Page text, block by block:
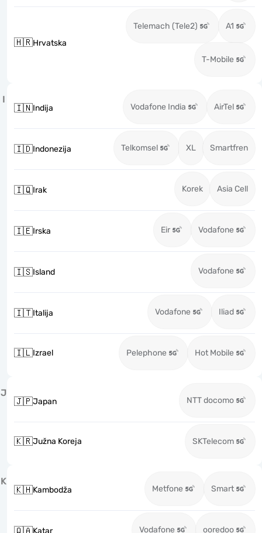
🇭🇷Hrvatska
Telemach (Tele2) A1
T-Mobile
I
🇮🇳Indija Vodafone India AirTel
🇮🇩Indonezija Telkomsel XL Smartfren
🇮🇶Irak Korek Asia Cell
🇮🇪Irska Eir Vodafone
🇮🇸Island Vodafone
🇮🇹Italija Vodafone Iliad
🇮🇱Izrael Pelephone Hot Mobile
J
🇯🇵Japan NTT docomo
🇰🇷Južna Koreja SKTelecom
K
🇰🇭Kambodža Metfone Smart
🇶🇦Katar Vodafone ooredoo